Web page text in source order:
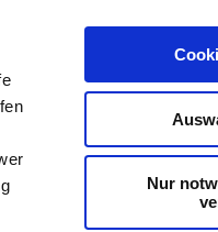
Nur
und
braucht